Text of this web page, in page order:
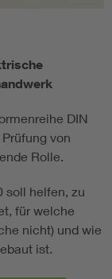
DIN
von
Rolle.
soll helfen, zu
für welche
nicht) und wie
ist.